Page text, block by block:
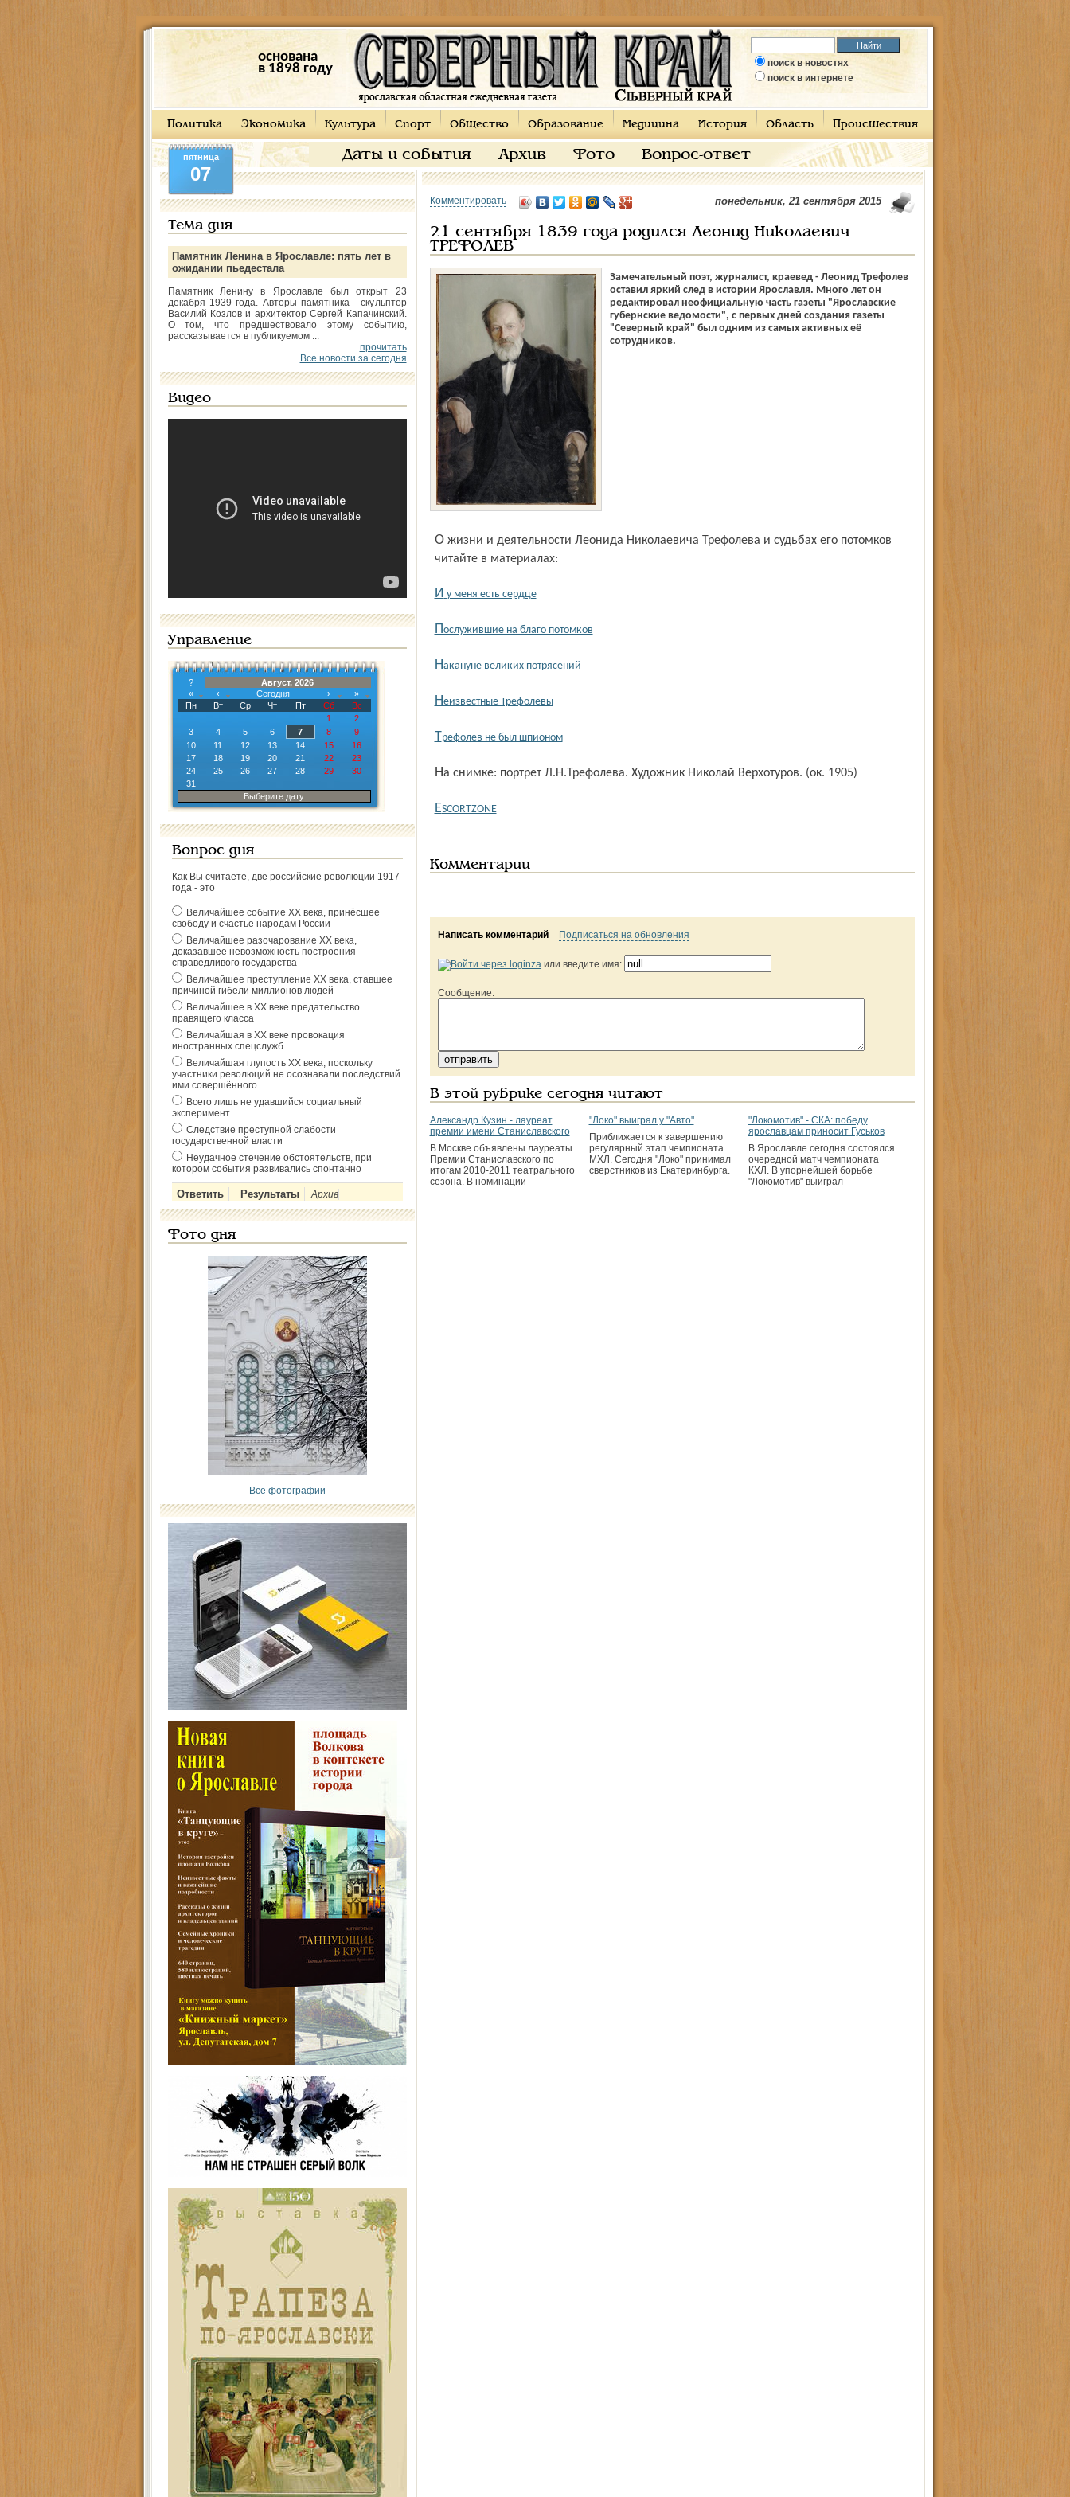
основана
в 1898 году
поиск в новостях
поиск в интернете
Политика Экономика Культура Спорт Общество Образование Медицина История Область Происшествия
Даты и события Архив Фото Вопрос-ответ
пятница
07
Тема дня
Памятник Ленина в Ярославле: пять лет в
ожидании пьедестала
Памятник Ленину в Ярославле был открыт 23
декабря 1939 года. Авторы памятника - скульптор
Василий Козлов и архитектор Сергей Капачинский.
О том, что предшествовало этому событию,
рассказывается в публикуемом ...
прочитать
Все новости за сегодня
Видео
Управление
?
Август, 2026
«
‹ Сегодня ›
»
Пн
Вт Ср Чт Пт Сб
Вс
1
2
3
4 5 6 7 8
9
10
11 12 13 14 15
16
17
18 19 20 21 22
23
24
25 26 27 28 29
30
31
Выберите дату
Вопрос дня
Как Вы считаете, две российские революции 1917
года - это
Величайшее событие ХХ века, принёсшее
свободу и счастье народам России
Величайшее разочарование ХХ века,
доказавшее невозможность построения
справедливого государства
Величайшее преступление ХХ века, ставшее
причиной гибели миллионов людей
Величайшее в ХХ веке предательство
правящего класса
Величайшая в ХХ веке провокация
иностранных спецслужб
Величайшая глупость ХХ века, поскольку
участники революций не осознавали последствий
ими совершённого
Всего лишь не удавшийся социальный
эксперимент
Следствие преступной слабости
государственной власти
Неудачное стечение обстоятельств, при
котором события развивались спонтанно
Архив
Фото дня
Все фотографии
Комментировать понедельник, 21 сентября 2015
21 сентября 1839 года родился Леонид Николаевич
ТРЕФОЛЕВ
Замечательный поэт, журналист, краевед - Леонид Трефолев
оставил яркий след в истории Ярославля. Много лет он
редактировал неофициальную часть газеты "Ярославские
губернские ведомости", с первых дней создания газеты
"Северный край" был одним из самых активных её
сотрудников.
О жизни и деятельности Леонида Николаевича Трефолева и судьбах его потомков
читайте в материалах:
И у меня есть сердце
Послужившие на благо потомков
Накануне великих потрясений
Неизвестные Трефолевы
Трефолев не был шпионом
На снимке: портрет Л.Н.Трефолева. Художник Николай Верхотуров. (ок. 1905)
ESCORTZONE
Комментарии
Написать комментарий Подписаться на обновления
или введите имя:
Сообщение:
В этой рубрике сегодня читают
Александр Кузин - лауреат
премии имени Станиславского
В Москве объявлены лауреаты
Премии Станиславского по
итогам 2010-2011 театрального
сезона. В номинации
"Локо" выиграл у "Авто"
Приближается к завершению
регулярный этап чемпионата
МХЛ. Сегодня "Локо" принимал
сверстников из Екатеринбурга.
"Локомотив" - СКА: победу
ярославцам приносит Гуськов
В Ярославле сегодня состоялся
очередной матч чемпионата
КХЛ. В упорнейшей борьбе
"Локомотив" выиграл